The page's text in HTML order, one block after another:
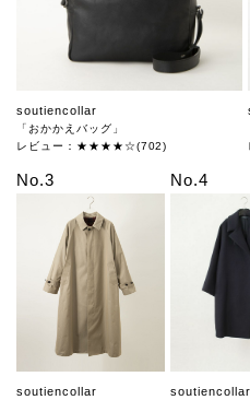
soutiencollar
「おかかえバッグ」
レビュー：★★★★☆(702)
No.3
soutiencollar
No.4
soutiencollar